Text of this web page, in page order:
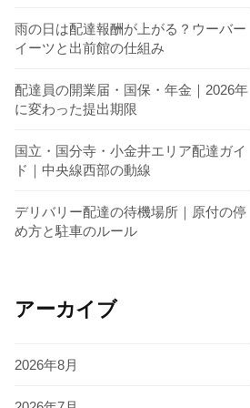
雨の日は配達報酬が上がる？ウーバー
イーツと出前館の仕組み
配達員の開業届・国保・年金｜2026年
に変わった提出期限
国立・国分寺・小金井エリア配達ガイ
ド｜中央線西部の動線
デリバリー配達の待機場所｜原付の停
め方と駐車のルール
アーカイブ
2026年8月